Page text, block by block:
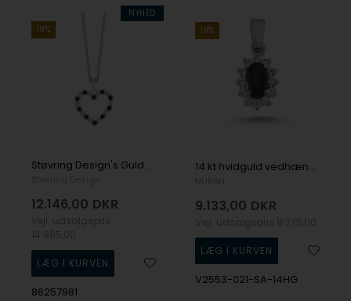
NYHED
19%
Støvring Design's Guld halskæde
12.146,00 DKR
86257981
19%
14 kt hvidguld vedhæng, Roset safir serien fra Nuran med ialt 0,21 ct diamanter
9.133,00 DKR
V2553-021-SA-14HG